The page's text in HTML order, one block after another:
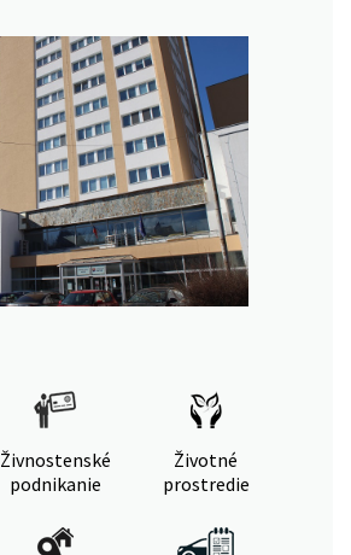
Živnostenské
podnikanie
Životné
prostredie